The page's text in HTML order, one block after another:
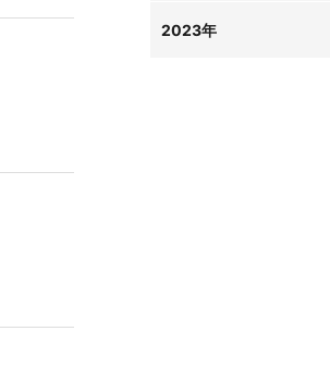
2023年